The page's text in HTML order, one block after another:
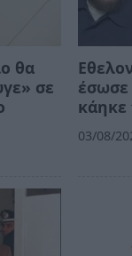
θα
σε
έσωσε
κάηκε
03/08/